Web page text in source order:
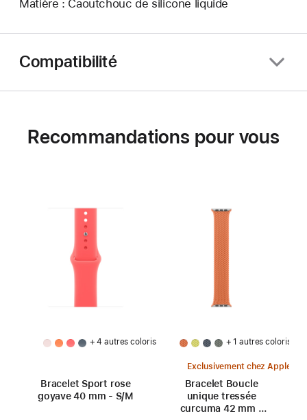
Matière : Caoutchouc de silicone liquide
Compatibilité
Recommandations pour vous
+ 4 autres coloris
Bracelet Sport rose
goyave 40 mm - S/M
+ 1 autres coloris
Exclusivement chez Apple
Bracelet Boucle
unique tressée
curcuma 42 mm -